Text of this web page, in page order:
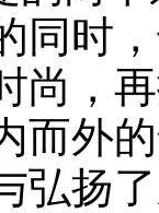
同时
尚，
而外
弘扬